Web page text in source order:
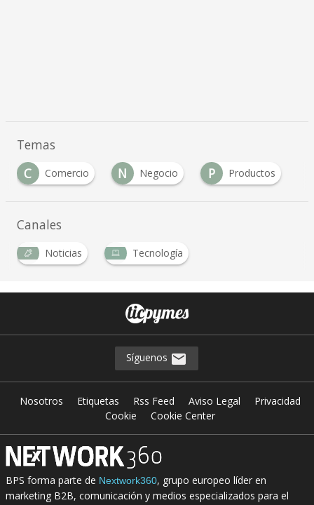
Temas
C
Comercio N Negocio P Productos
Canales
Noticias Tecnología
Síguenos
Nosotros Etiquetas Rss Feed Aviso Legal
Privacidad
Cookie
Cookie Center
BPS forma parte de Nextwork360, grupo europeo líder en
marketing B2B, comunicación y medios especializados para el